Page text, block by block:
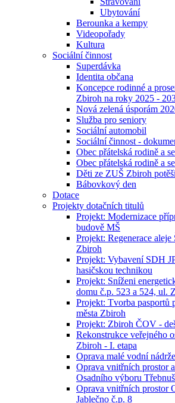
Ubytování
Berounka a kempy
Videopořady
Kultura
Sociální činnost
Superdávka
Identita občana
Koncepce rodinné a
Zbiroh na roky 2025 -
Nová zelená úsporám
Služba pro seniory
Sociální automobil
Sociální činnost -
Obec přátelská rodině a
Obec přátelská rodině a
Děti ze ZUŠ Zbiroh
Bábovkový den
Dotace
Projekty dotačních titulů
Projekt: Modernizace
budově MŠ
Projekt: Regenerace aleje
Zbiroh
Projekt: Vybavení SDH
hasičskou technikou
Projekt: Sníženi
domu č.p. 523 a 524, ul.
Projekt: Tvorba pasportů
města Zbiroh
Projekt: Zbiroh ČOV -
Rekonstrukce veřejného
Zbiroh - I. etapa
Oprava malé vodní
Oprava vnitřních prostor
Osadního výboru
Oprava vnitřních prostor
Jablečno č.p. 8